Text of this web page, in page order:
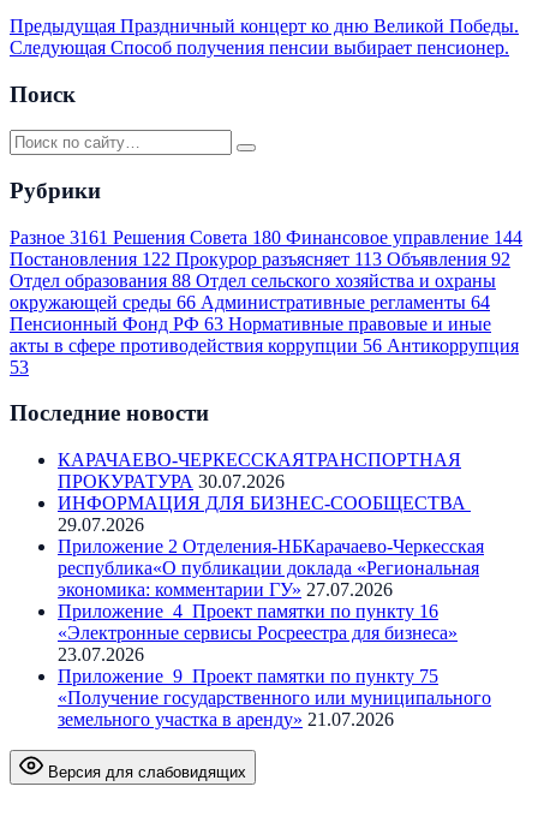
Предыдущая Праздничный концерт ко дню Великой Победы.
Следующая Способ получения пенсии выбирает пенсионер.
Поиск
Рубрики
Разное 3161 Решения Совета 180 Финансовое управление 144
Постановления 122 Прокурор разъясняет 113 Объявления 92
Отдел образования 88 Отдел сельского хозяйства и охраны
окружающей среды 66 Административные регламенты 64
Пенсионный Фонд РФ 63 Нормативные правовые и иные
акты в сфере противодействия коррупции 56 Антикоррупция
53
Последние новости
КАРАЧАЕВО-ЧЕРКЕССКАЯТРАНСПОРТНАЯ
ПРОКУРАТУРА 30.07.2026
ИНФОРМАЦИЯ ДЛЯ БИЗНЕС-СООБЩЕСТВА
29.07.2026
Приложение 2 Отделения-НБКарачаево-Черкесская
республика«О публикации доклада «Региональная
экономика: комментарии ГУ» 27.07.2026
Приложение_4_Проект памятки по пункту 16
«Электронные сервисы Росреестра для бизнеса»
23.07.2026
Приложение_9_Проект памятки по пункту 75
«Получение государственного или муниципального
земельного участка в аренду» 21.07.2026
Версия для слабовидящих